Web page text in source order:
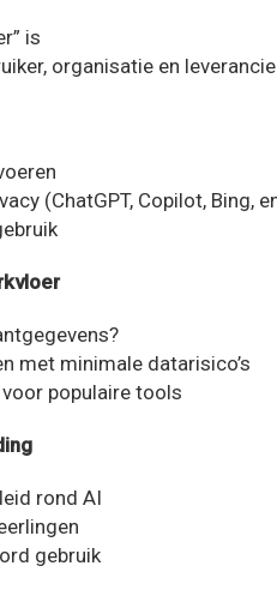
is
organisatie en
(ChatGPT, Copilot, Bing,
met minimale datarisico’s
populaire tools
rond AI
gebruik